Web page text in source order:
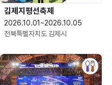
김제지평선축제
2026.10.01~2026.10.05
전북특별자치도 김제시